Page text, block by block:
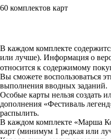
60 комплектов карт
Available actions
В каждом комплекте
или лучше). Информация о
относится к содержимому
Вы сможете воспользоваться
выполнения вводных заданий.
Особые карты нельзя создать
дополнения «Фестиваль
распылить.
В каждом комплекте «Марша
карт (минимум 1 редкая или